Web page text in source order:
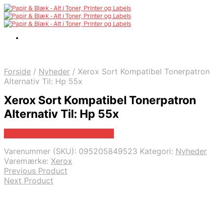
Forside / Nyheder / Xerox Sort Kompatibel Tonerpatron
Alternativ Til: Hp 55x
Xerox Sort Kompatibel Tonerpatron
Alternativ Til: Hp 55x
Varenummer (SKU): 095205849523 Kategori: Nyheder
Varemærke: Xerox
Previous Product
Next Product